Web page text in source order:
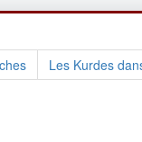
Les Kurdes